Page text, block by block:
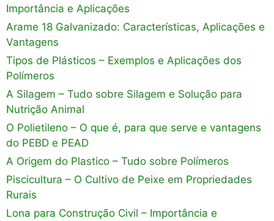
Importância e Aplicações
Arame 18 Galvanizado: Características, Aplicações e
Vantagens
Tipos de Plásticos – Exemplos e Aplicações dos
Polímeros
A Silagem – Tudo sobre Silagem e Solução para
Nutrição Animal
O Polietileno – O que é, para que serve e vantagens
do PEBD e PEAD
A Origem do Plastico – Tudo sobre Polímeros
Piscicultura – O Cultivo de Peixe em Propriedades
Rurais
Lona para Construção Civil – Importância e